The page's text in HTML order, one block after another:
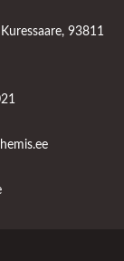
Kuressaare, 93811
Opens